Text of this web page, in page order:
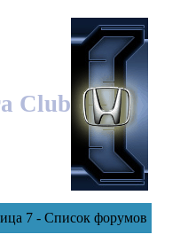
Club
7 - Список форумов